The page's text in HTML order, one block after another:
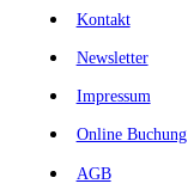
Kontakt
Newsletter
Impressum
Online Buchung
AGB